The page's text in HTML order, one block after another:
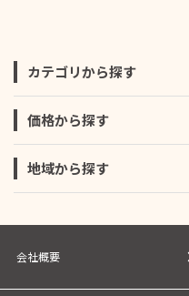
カテゴリから探す
価格から探す
地域から探す
会社概要